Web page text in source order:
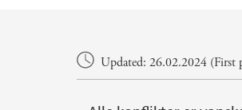
Main contentUpdated: 26.02.2024 (First